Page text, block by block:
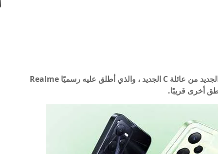
أعلنت شركة Realme فرع تايلاند اليوم عن هاتفها الجديد من عائلة C الجديد ، والذي أطلق عليه رسميًا Realme